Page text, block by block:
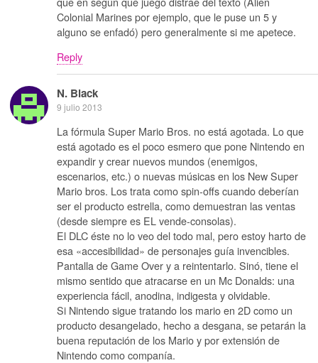
Colonial Marines por ejemplo, que le puse un 5 y
alguno se enfadó) pero generalmente si me apetece.
Reply
N. Black
9 julio 2013
La fórmula Super Mario Bros. no está agotada. Lo que
está agotado es el poco esmero que pone Nintendo en
expandir y crear nuevos mundos (enemigos,
escenarios, etc.) o nuevas músicas en los New Super
Mario bros. Los trata como spin-offs cuando deberían
ser el producto estrella, como demuestran las ventas
(desde siempre es EL vende-consolas).
El DLC éste no lo veo del todo mal, pero estoy harto de
esa «accesibilidad» de personajes guía invencibles.
Pantalla de Game Over y a reintentarlo. Sinó, tiene el
mismo sentido que atracarse en un Mc Donalds: una
experiencia fácil, anodina, indigesta y olvidable.
Si Nintendo sigue tratando los mario en 2D como un
producto desangelado, hecho a desgana, se petarán la
buena reputación de los Mario y por extensión de
Nintendo como companía.